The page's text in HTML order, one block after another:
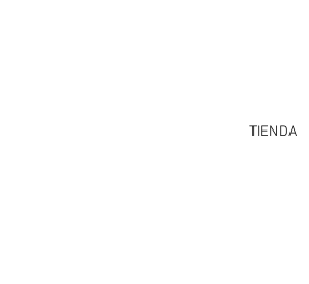
TIENDA